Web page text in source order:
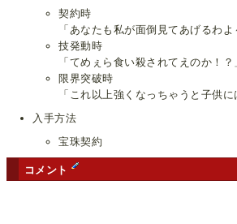
契約時
「あなたも私が面倒見てあげるわよ
技発動時
「てめぇら食い殺されてえのか！？
限界突破時
「これ以上強くなっちゃうと子供
入手方法
宝珠契約
コメント